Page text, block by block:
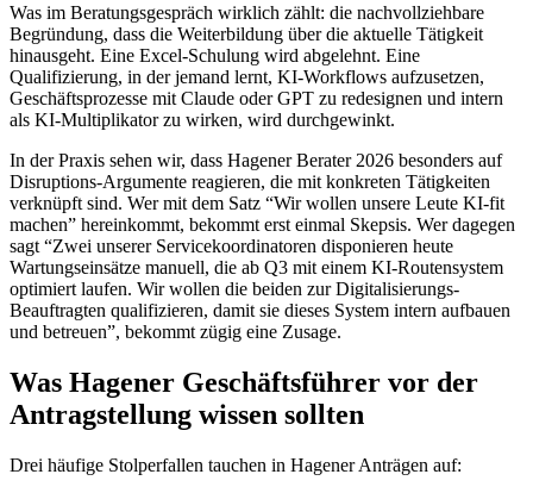
Was im Beratungsgespräch wirklich zählt: die nachvollziehbare
Begründung, dass die Weiterbildung über die aktuelle Tätigkeit
hinausgeht. Eine Excel-Schulung wird abgelehnt. Eine
Qualifizierung, in der jemand lernt, KI-Workflows aufzusetzen,
Geschäftsprozesse mit Claude oder GPT zu redesignen und intern
als KI-Multiplikator zu wirken, wird durchgewinkt.
In der Praxis sehen wir, dass Hagener Berater 2026 besonders auf
Disruptions-Argumente reagieren, die mit konkreten Tätigkeiten
verknüpft sind. Wer mit dem Satz “Wir wollen unsere Leute KI-fit
machen” hereinkommt, bekommt erst einmal Skepsis. Wer dagegen
sagt “Zwei unserer Servicekoordinatoren disponieren heute
Wartungseinsätze manuell, die ab Q3 mit einem KI-Routensystem
optimiert laufen. Wir wollen die beiden zur Digitalisierungs-
Beauftragten qualifizieren, damit sie dieses System intern aufbauen
und betreuen”, bekommt zügig eine Zusage.
Was Hagener Geschäftsführer vor der
Antragstellung wissen sollten
Drei häufige Stolperfallen tauchen in Hagener Anträgen auf: